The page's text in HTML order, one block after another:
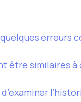
erreurs
être similaires à